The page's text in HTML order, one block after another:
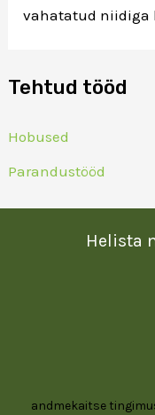
Tehtud tööd
Hobused
Parandustööd
vahatatud niidiga
Helista
andmekaitse